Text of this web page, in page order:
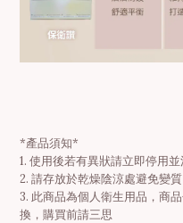
*產品須知*
1. 使用後若有異狀請立即停用
2. 請存放於乾燥陰涼處避免變質
3. 此商品為個人衛生用品，商
換，購買前請三思